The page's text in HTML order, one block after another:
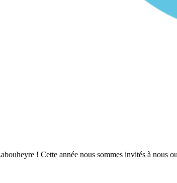
! Cette année nous sommes invités à